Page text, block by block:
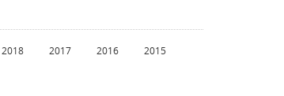
2018 2017 2016 2015